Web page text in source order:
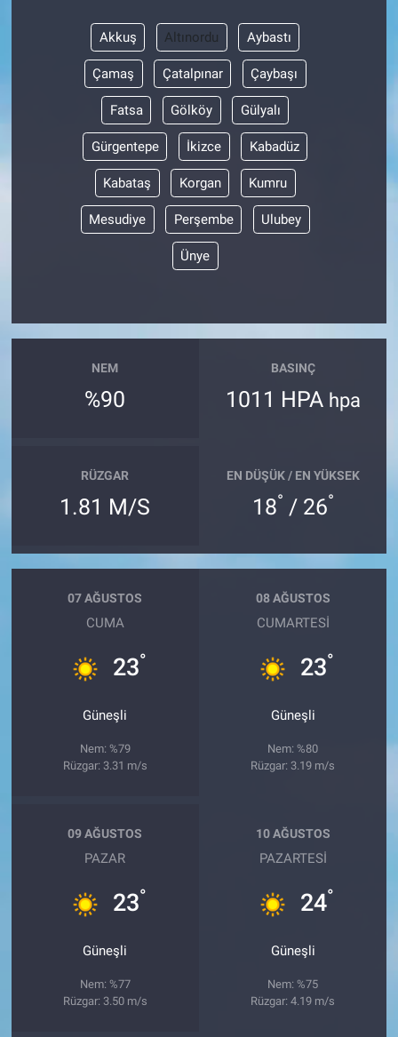
Akkuş Altınordu Aybastı
Çamaş Çatalpınar Çaybaşı
Fatsa Gölköy Gülyalı
Gürgentepe İkizce Kabadüz
Kabataş Korgan Kumru
Mesudiye Perşembe Ulubey
Ünye
NEM
%90
BASINÇ
1011 HPA hpa
RÜZGAR
1.81 M/S
EN DÜŞÜK / EN YÜKSEK
18° / 26°
07 AĞUSTOS
CUMA
23°
Güneşli
Nem: %79
Rüzgar: 3.31 m/s
08 AĞUSTOS
CUMARTESI
23°
Güneşli
Nem: %80
Rüzgar: 3.19 m/s
09 AĞUSTOS
PAZAR
23°
Güneşli
Nem: %77
Rüzgar: 3.50 m/s
10 AĞUSTOS
PAZARTESI
24°
Güneşli
Nem: %75
Rüzgar: 4.19 m/s